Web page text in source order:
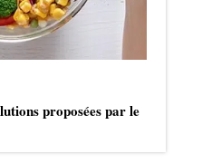
proposées par le